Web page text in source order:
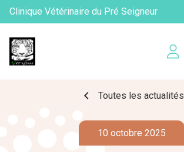
Clinique Vétérinaire du Pré Seigneur
chevron_left Toutes les actualités
10 octobre 2025